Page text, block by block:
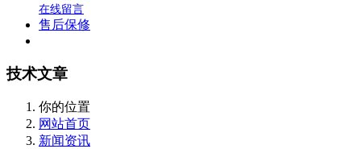
在线留言
售后保修
技术文章
你的位置
网站首页
新闻资讯